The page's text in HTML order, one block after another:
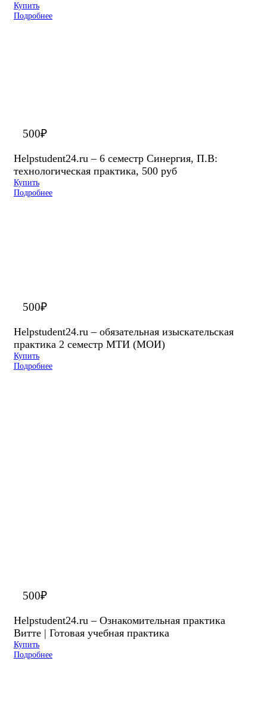
Купить
Подробнее
500₽
Helpstudent24.ru – 6 семестр Синергия, П.В:
технологическая практика, 500 руб
Купить
Подробнее
500₽
Helpstudent24.ru – обязательная изыскательская
практика 2 семестр МТИ (МОИ)
Купить
Подробнее
500₽
Helpstudent24.ru – Ознакомительная практика
Витте | Готовая учебная практика
Купить
Подробнее